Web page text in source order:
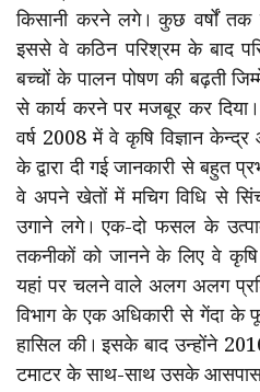
किसानी करने लगे। कुछ वर्षों तक
इससे वे कठिन परिश्रम के बाद
बच्चों के पालन पोषण की बढ़ती
से कार्य करने पर मजबूर कर
वर्ष 2008 में वे कृषि विज्ञान
के द्वारा दी गई जानकारी से बहुत
वे अपने खेतों में मचिग विधि से
उगाने लगे। एक-दो फसल के
तकनीकों को जानने के लिए वे कृषि
यहां पर चलने वाले अलग अलग
विभाग के एक अधिकारी से गेंदा के
हासिल की। इसके बाद उन्होंने
टमाटर के साथ-साथ उसके आसपास